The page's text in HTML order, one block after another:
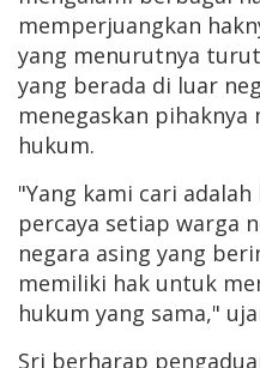
memperjuangkan
yang menurutnya
yang berada di luar
menegaskan
hukum.
"Yang kami cari
percaya setiap warga
negara asing yang
memiliki hak untuk
hukum yang sama,"
Sri berharap